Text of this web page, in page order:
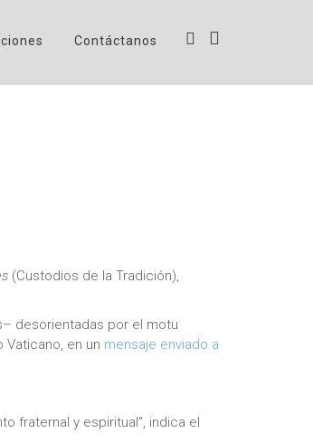
Contáctanos
(Custodios de la Tradición),
desorientadas por el motu
Vaticano, en un mensaje enviado a
fraternal y espiritual”, indica el